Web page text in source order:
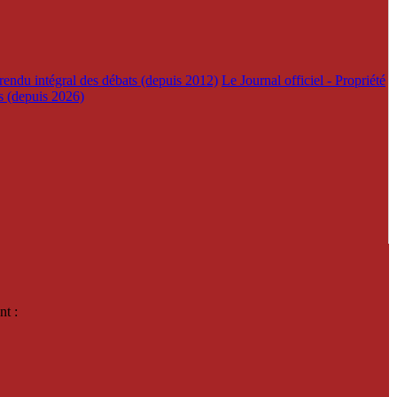
intégral des débats (depuis 2012) Le Journal officiel - Propriété
(depuis 2026)
: